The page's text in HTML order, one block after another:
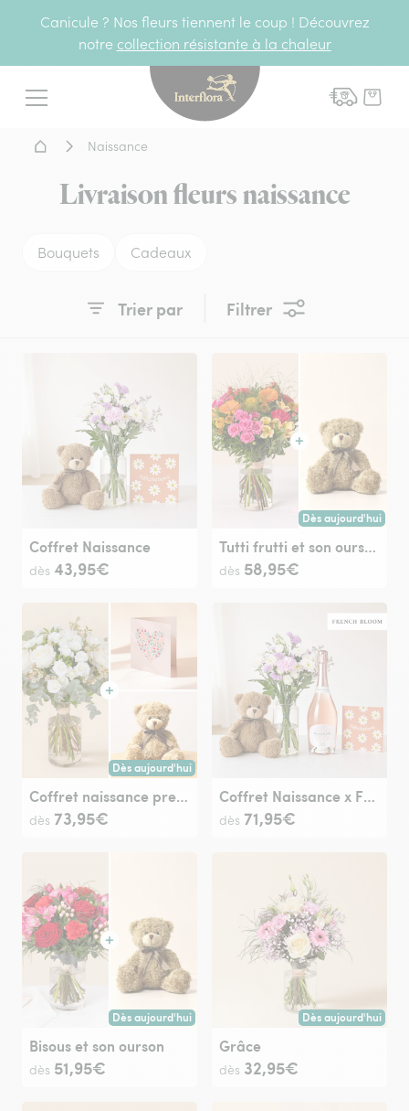
Canicule ? Nos fleurs tiennent le coup ! Découvrez
notre collection résistante à la chaleur
Menu
Interflora - livraison
Accueil - Livraison fleurs
Naissance
Livraison fleurs naissance
Bouquets Cadeaux
Trier par Filtrer
Coffret Naissance
dès 43,95€
Dès aujourd'hui
Livraison dès
Tutti frutti et son ourson Harry
dès 58,95€
Dès aujourd'hui
Livraison dès aujourd'hui (pour toute commande passée
Coffret naissance premium
dès 73,95€
Coffret Naissance x French Bloom
dès 71,95€
Dès aujourd'hui
Livraison dès aujourd'hui (pour toute commande passée
Bisous et son ourson
dès 51,95€
Dès aujourd'hui
Livraison dès
Grâce
dès 32,95€